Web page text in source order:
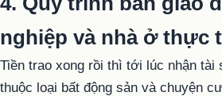
nghiệp và nhà ở thực
Tiền trao xong rồi thì tới lúc nhận tài
thuộc loại bất động sản và chuyện